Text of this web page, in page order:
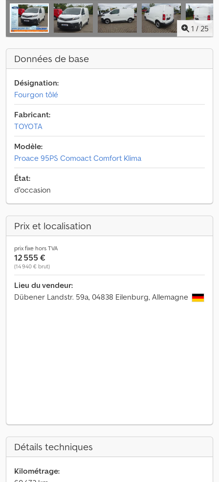
1 / 25
Données de base
Désignation:
Fourgon tôlé
Fabricant:
TOYOTA
Modèle:
Proace 95PS Comoact Comfort Klima
État:
d'occasion
Prix et localisation
prix fixe hors TVA
12 555 €
(14 940 € brut)
Lieu du vendeur:
Dübener Landstr. 59a, 04838 Eilenburg, Allemagne
Détails techniques
Kilométrage: